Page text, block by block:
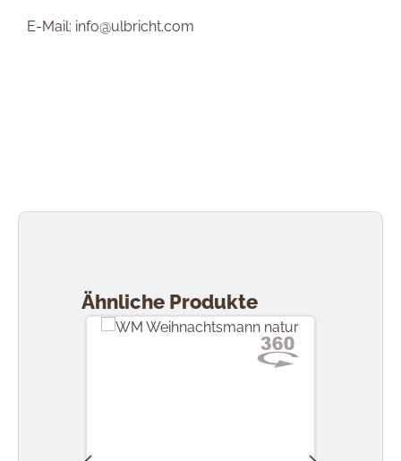
E-Mail: info@ulbricht.com
Ähnliche Produkte